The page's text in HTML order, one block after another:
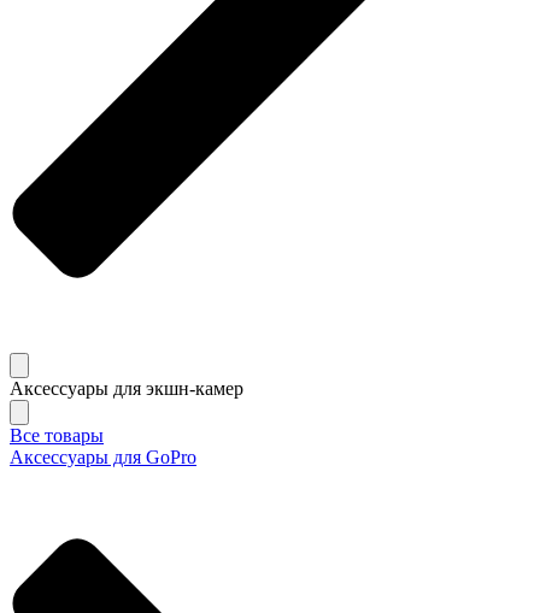
Аксессуары для экшн-камер
Все товары
Аксессуары для GoPro